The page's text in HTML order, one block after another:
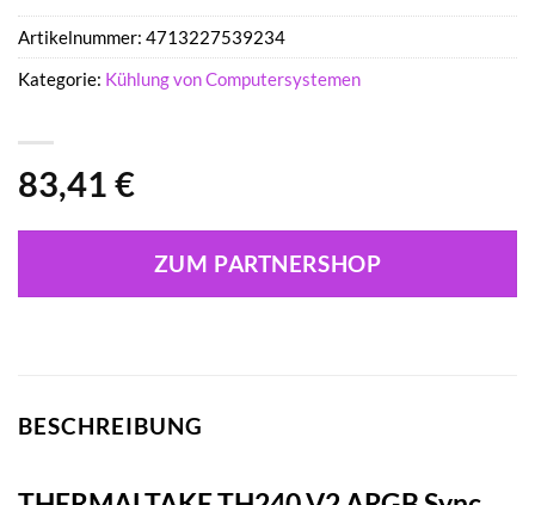
83,41 €
ZUM PARTNERSHOP
Artikelnummer: 4713227539234
Kategorie: Kühlung von Computersystemen
BESCHREIBUNG